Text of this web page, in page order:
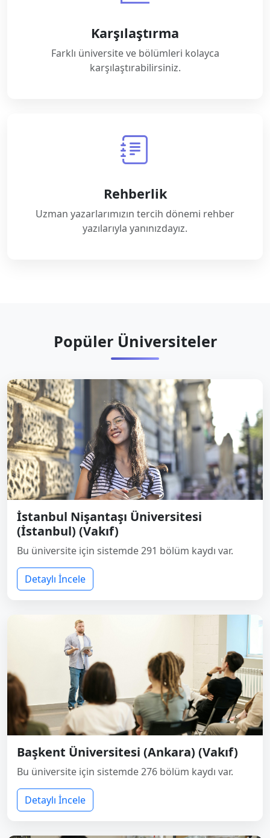
Karşılaştırma
Farklı üniversite ve bölümleri kolayca
karşılaştırabilirsiniz.
Rehberlik
Uzman yazarlarımızın tercih dönemi rehber
yazılarıyla yanınızdayız.
Popüler Üniversiteler
İstanbul Nişantaşı Üniversitesi
(İstanbul) (Vakıf)
Bu üniversite için sistemde 291 bölüm kaydı var.
Detaylı İncele
Başkent Üniversitesi (Ankara) (Vakıf)
Bu üniversite için sistemde 276 bölüm kaydı var.
Detaylı İncele